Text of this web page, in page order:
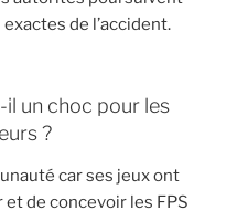
de l’accident.
un choc pour les
?
car ses jeux ont
de concevoir les FPS